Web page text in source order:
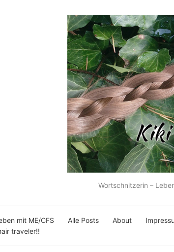
Wortschnitzerin –
mit ME/CFS Alle Posts About
traveler!!